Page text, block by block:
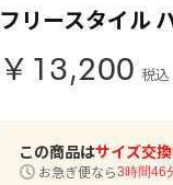
フリースタイル
￥13,200 税込
この商品はサイズ交
お急ぎ便なら3時間46